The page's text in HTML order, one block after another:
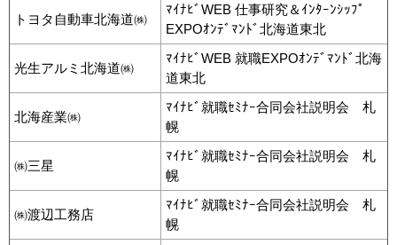
トヨタ自動車北海道㈱
ﾏｲﾅﾋﾞWEB 仕事研究＆ｲﾝﾀｰﾝｼｯﾌﾟ
EXPOｵﾝﾃﾞﾏﾝﾄﾞ北海道東北
光生アルミ北海道㈱
ﾏｲﾅﾋﾞWEB 就職EXPOｵﾝﾃﾞﾏﾝﾄﾞ北海
道東北
北海産業㈱
ﾏｲﾅﾋﾞ就職ｾﾐﾅｰ合同会社説明会 札
幌
㈱三星
ﾏｲﾅﾋﾞ就職ｾﾐﾅｰ合同会社説明会 札
幌
㈱渡辺工務店
ﾏｲﾅﾋﾞ就職ｾﾐﾅｰ合同会社説明会 札
幌